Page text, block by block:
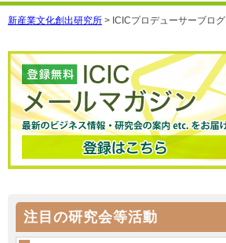
新産業文化創出研究所 > ICICプロデューサーブログ
注目の研究会等活動